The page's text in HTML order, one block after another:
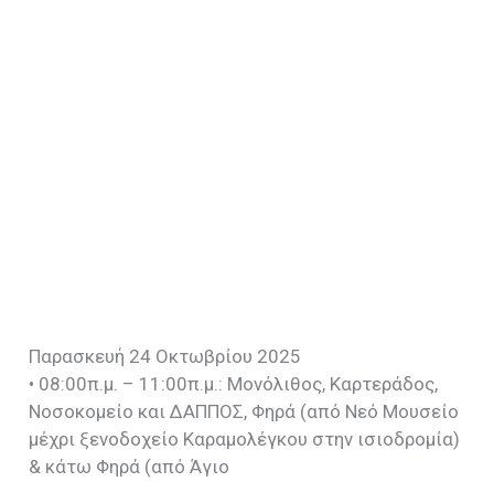
Παρασκευή 24 Οκτωβρίου 2025
• 08:00π.μ. – 11:00π.μ.: Μονόλιθος, Καρτεράδος,
Νοσοκομείο και ΔΑΠΠΟΣ, Φηρά (από Νεό Μουσείο
μέχρι ξενοδοχείο Καραμολέγκου στην ισιοδρομία)
& κάτω Φηρά (από Άγιο